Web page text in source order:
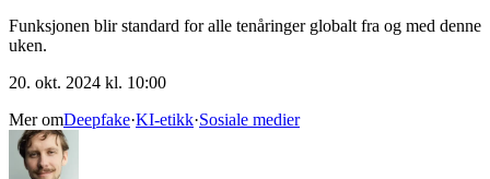
Funksjonen blir standard for alle tenåringer globalt fra og med denne
uken.
20. okt. 2024 kl. 10:00
Mer omDeepfake·KI-etikk·Sosiale medier